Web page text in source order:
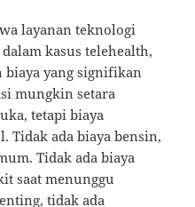
layanan teknologi
kasus telehealth,
yang signifikan
mungkin setara
tetapi biaya
Tidak ada biaya bensin,
Tidak ada biaya
saat menunggu
tidak ada